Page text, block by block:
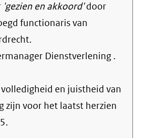
'gezien en akkoord'door
functionaris van
Dienstverlening .
en juistheid van
zijn voor het laatst herzien